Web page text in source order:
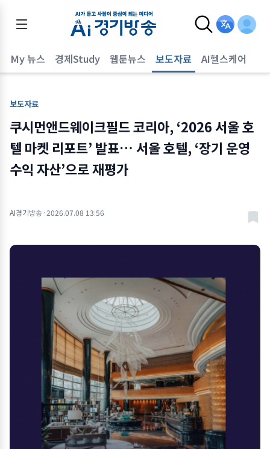
My 뉴스 경제Study 웹툰뉴스 보도자료 AI헬스케어
보도자료
쿠시먼앤드웨이크필드 코리아, ‘2026 서울 호
텔 마켓 리포트’ 발표… 서울 호텔, ‘장기 운영
수익 자산’으로 재평가
AI경기방송·2026.07.08 13:56